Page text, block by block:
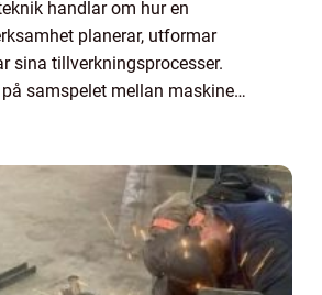
handlar om hur en
planerar, utformar
sina tillverkningsprocesser.
samspelet mellan maskiner,